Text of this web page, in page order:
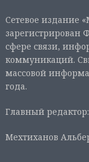
Сетевое издание
зарегистрирован
сфере связи,
коммуникаций.
массовой
года.
Главный редактор:
Мехтиханов